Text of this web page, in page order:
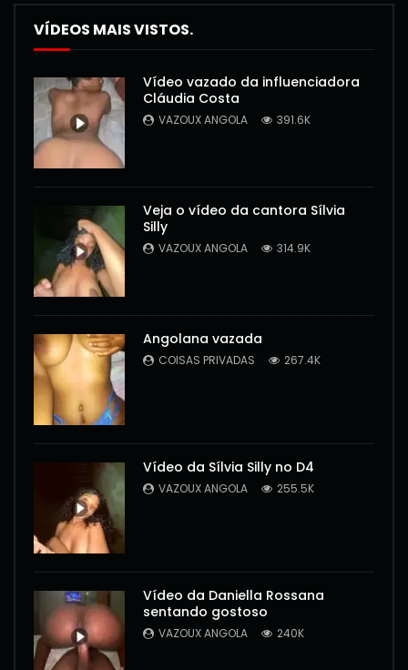
VÍDEOS MAIS VISTOS.
Vídeo vazado da influenciadora
Cláudia Costa
VAZOUX ANGOLA 391.6K
Veja o vídeo da cantora Sílvia
Silly
VAZOUX ANGOLA 314.9K
Angolana vazada
COISAS PRIVADAS 267.4K
Vídeo da Sílvia Silly no D4
VAZOUX ANGOLA 255.5K
Vídeo da Daniella Rossana
sentando gostoso
VAZOUX ANGOLA 240K